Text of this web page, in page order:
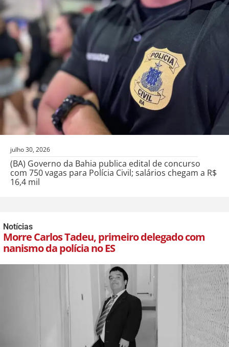
julho 30, 2026
(BA) Governo da Bahia publica edital de concurso
com 750 vagas para Polícia Civil; salários chegam a R$
16,4 mil
Notícias
Morre Carlos Tadeu, primeiro delegado com
nanismo da polícia no ES